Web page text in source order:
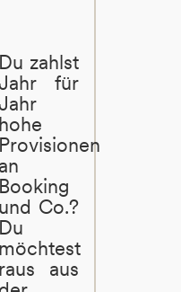
Du zahlst
für
hohe
Provisionen
an
Booking
und Co.?
Du
möchtest
raus aus